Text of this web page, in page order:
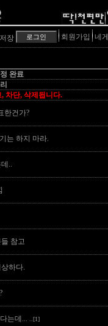
장 회원가입 네
완료
차단, 삭제됩니다.
한건가?
는 하지 마라.
..
참고
하다.
는데... ..[1]